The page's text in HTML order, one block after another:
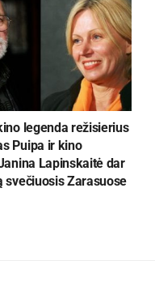
legenda režisierius
Puipa ir kino
Lapinskaitė dar
svečiuosis Zarasuose